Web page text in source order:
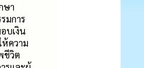
ษา
มการ
บเงิน
ความ
ชีวิต